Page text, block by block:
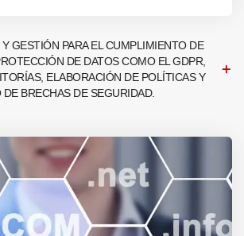
GESTIÓN PARA EL CUMPLIMIENTO DE
DE DATOS COMO EL GDPR,
ELABORACIÓN DE POLÍTICAS Y
DE BRECHAS DE SEGURIDAD.